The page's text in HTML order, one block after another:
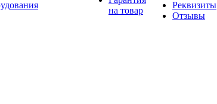
на товар
Реквизиты
Отзывы